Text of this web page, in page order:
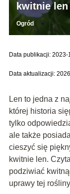
kwitnie len
Ogród
Data publikacji: 2023-
Data aktualizacji:
Len to jedna z
której historia
tylko
ale także
cieszyć się
kwitnie len.
podziwiać
uprawy tej